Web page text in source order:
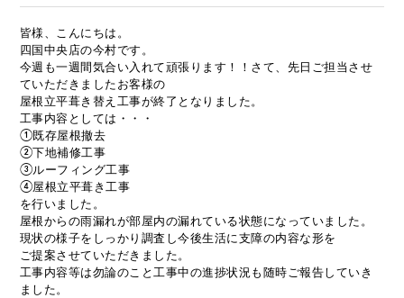
皆様、こんにちは。
四国中央店の今村です。
今週も一週間気合い入れて頑張ります！！さて、先日ご担当させ
ていただきましたお客様の
屋根立平葺き替え工事が終了となりました。
工事内容としては・・・
①既存屋根撤去
②下地補修工事
③ルーフィング工事
④屋根立平葺き工事
を行いました。
屋根からの雨漏れが部屋内の漏れている状態になっていました。
現状の様子をしっかり調査し今後生活に支障の内容な形を
ご提案させていただきました。
工事内容等は勿論のこと工事中の進捗状況も随時ご報告していき
ました。